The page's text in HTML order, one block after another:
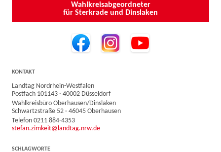
Wahlkreisabgeordneter
für Sterkrade und Dinslaken
KONTAKT
Landtag Nordrhein-Westfalen
Postfach 101143 · 40002 Düsseldorf
Wahlkreisbüro Oberhausen/Dinslaken
Schwartzstraße 52 · 46045 Oberhausen
Telefon 0211 884-4353
stefan.zimkeit@landtag.nrw.de
SCHLAGWORTE